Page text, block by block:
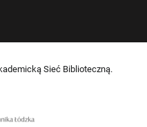
Sieć Biblioteczną.